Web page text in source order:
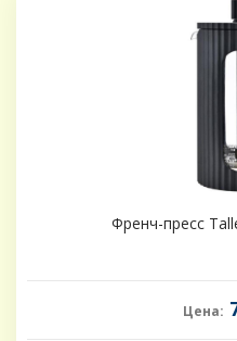
Френч-пресс
Цена: